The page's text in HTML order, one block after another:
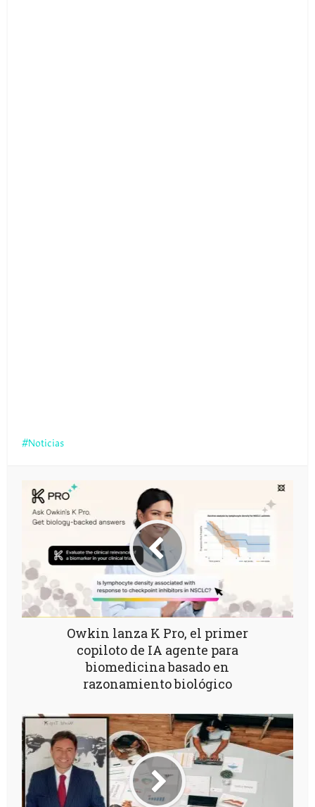
Noticias
Owkin lanza K Pro, el primer
copiloto de IA agente para
biomedicina basado en
razonamiento biológico